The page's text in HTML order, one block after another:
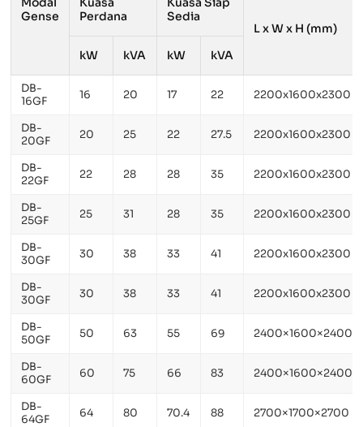
Gense
Perdana
Sedia
L x W x H (mm)
kW
kVA kW kVA
DB-
16GF
16 20 17 22 2200x1600x2300
DB-
20GF
20 25 22 27.5 2200x1600x2300
DB-
22GF
22 28 28 35 2200x1600x2300
DB-
25GF
25 31 28 35 2200x1600x2300
DB-
30GF
30 38 33 41 2200x1600x2300
DB-
30GF
30 38 33 41 2200x1600x2300
DB-
50GF
50 63 55 69 2400×1600×2400
DB-
60GF
60 75 66 83 2400×1600×2400
DB-
64GF
64 80 70.4 88 2700×1700×2700